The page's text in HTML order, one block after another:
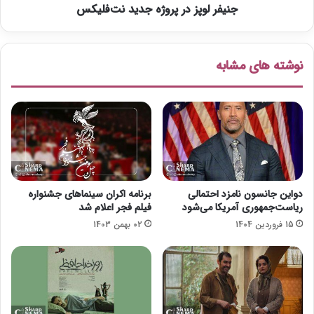
ت
ک
»
و
ژ
ج
ن
ت‌
ف
ل
ی
ک
س
جنیفر لوپز در پروژه جدید نت‌فلیکس
نوشته های مشابه
دواین جانسون نامزد احتمالی
ریاست‌جمهوری آمریکا می‌شود
15 فروردین 1404
برنامه اکران سینماهای جشنواره
فیلم فجر اعلام شد
02 بهمن 1403